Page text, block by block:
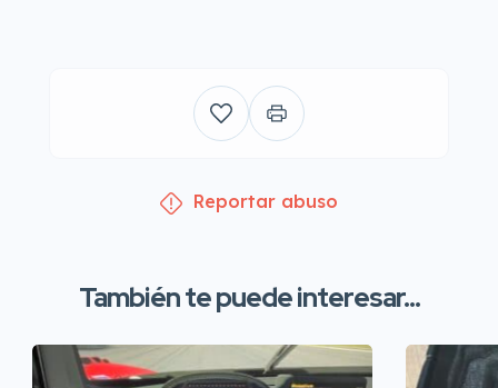
Reportar abuso
También te puede interesar...